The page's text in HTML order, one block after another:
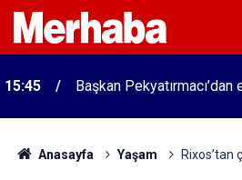
15:45 Başkan
Anasayfa Yaşam Rixos’tan